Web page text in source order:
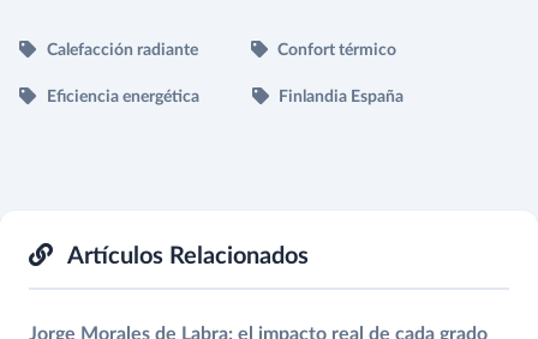
Calefacción radiante Confort térmico
Eficiencia energética Finlandia España
Artículos Relacionados
Jorge Morales de Labra: el impacto real de cada grado